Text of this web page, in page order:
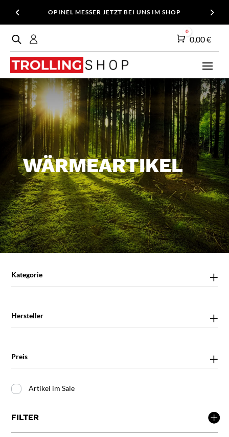
OPINEL MESSER JETZT BEI UNS IM SHOP
Warenkorb
0
0,00€
WÄRMEARTIKEL
Kategorie
Hersteller
Preis
Artikel im Sale
FILTER